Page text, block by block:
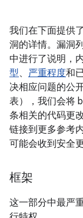
我们在下面提供
洞的详情。漏洞
中进行了说明，
型、 严重程度和
决相应问题的公
表），我们会将
条相关的代码更
链接到更多参考
可能会收到安全
框架
这一部分中最严